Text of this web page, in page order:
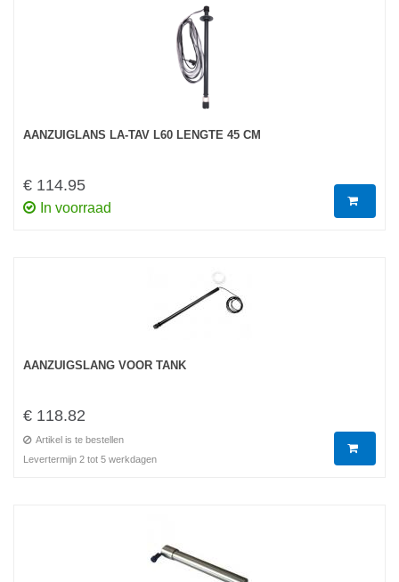
AANZUIGLANS LA-TAV L60 LENGTE 45 CM
€ 114.95
In voorraad
AANZUIGSLANG VOOR TANK
€ 118.82
Artikel is te bestellen
Levertermijn 2 tot 5 werkdagen